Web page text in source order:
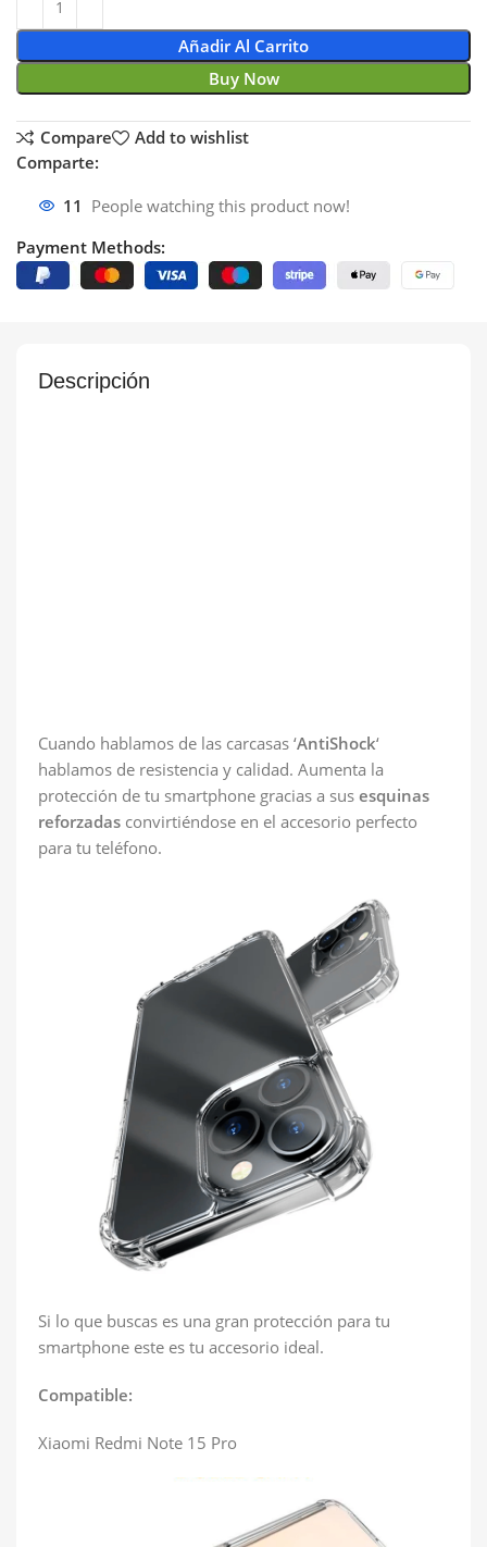
Añadir Al Carrito
Buy Now
Compare
Add to wishlist
Comparte:
11 People watching this product now!
Payment Methods:
Descripción
Cuando hablamos de las carcasas ‘AntiShock‘
hablamos de resistencia y calidad. Aumenta la
protección de tu smartphone gracias a sus esquinas
reforzadas convirtiéndose en el accesorio perfecto
para tu teléfono.
Si lo que buscas es una gran protección para tu
smartphone este es tu accesorio ideal.
Compatible:
Xiaomi Redmi Note 15 Pro